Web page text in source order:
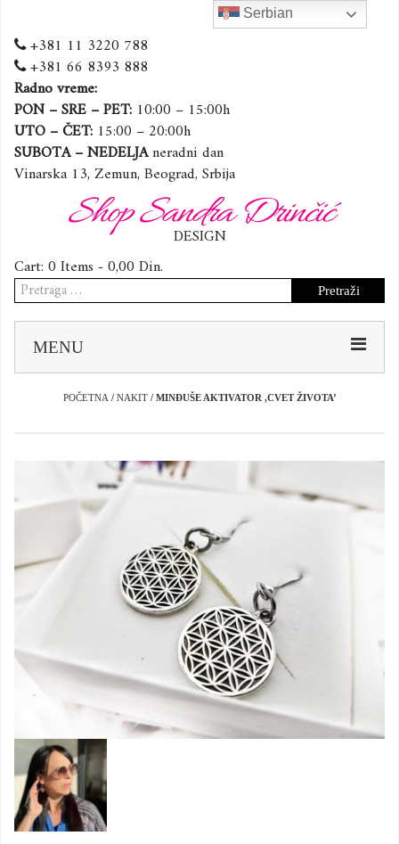
+381 11 3220 788
+381 66 8393 888
Radno vreme:
PON – SRE – PET: 10:00 – 15:00h
UTO – ČET: 15:00 – 20:00h
SUBOTA – NEDELJAneradni dan
Vinarska 13, Zemun, Beograd, Srbija
Shop Sandra Drinčić
DESIGN
Cart: 0 Items -0,00 Din.
Pretraga
za:
MENU
POČETNA / NAKIT/ MINĐUŠE AKTIVATOR ,CVET ŽIVOTA’
Serbian